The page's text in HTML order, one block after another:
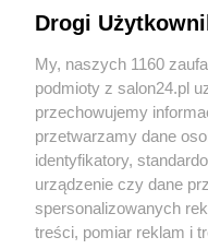
Sport
Społeczeństwo
Kultura
Drogi
My, naszych 1160
podmioty z salon24.pl
przechowujemy
przetwarzamy dane
identyfikatory,
urządzenie czy dane
spersonalizowanych
treści, pomiar reklam i